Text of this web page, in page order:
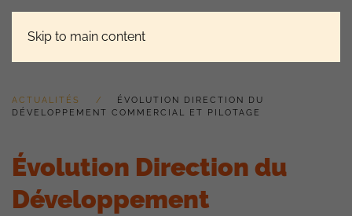
Skip to main content
ACTUALITÉS
ÉVOLUTION DIRECTION DU
DÉVELOPPEMENT COMMERCIAL ET PILOTAGE
Évolution Direction du
Développement